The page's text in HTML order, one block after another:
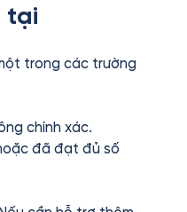
tại
trong các trường
chính xác.
đã đạt đủ số